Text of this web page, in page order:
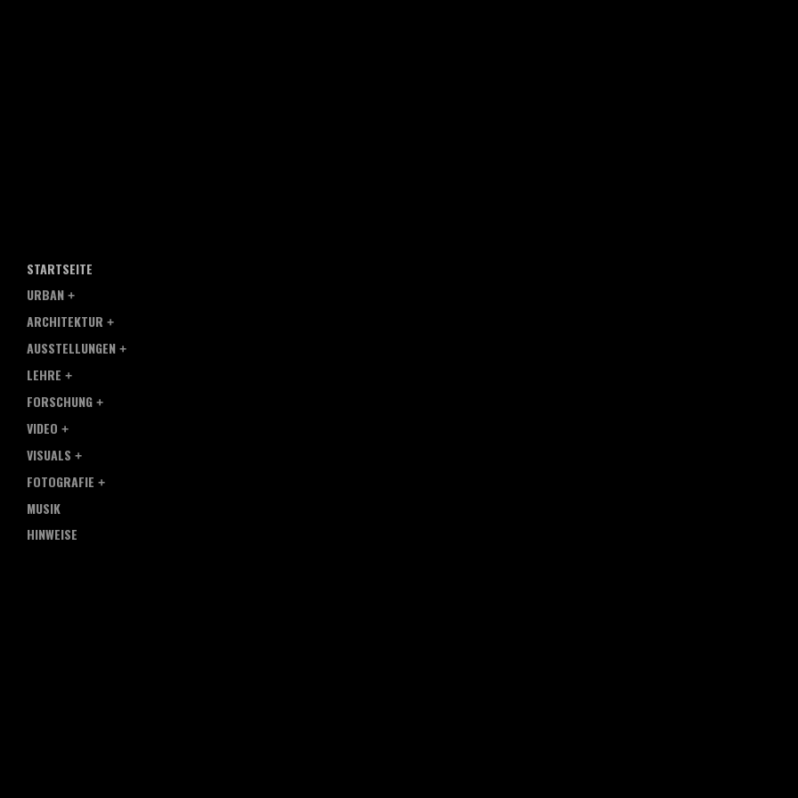
STARTSEITE
URBAN
ARCHITEKTUR
AUSSTELLUNGEN
LEHRE
FORSCHUNG
VIDEO
VISUALS
FOTOGRAFIE
MUSIK
HINWEISE